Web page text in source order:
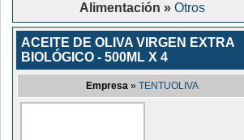
Alimentación » Otros
ACEITE DE OLIVA VIRGEN EXTRA
BIOLÓGICO - 500ML X 4
Empresa » TENTUOLIVA